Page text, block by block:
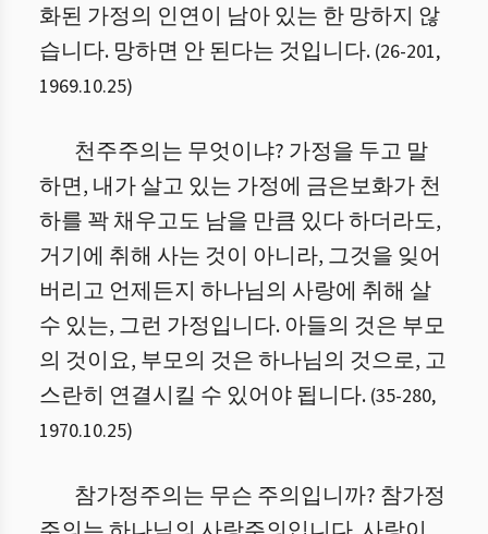
화된 가정의 인연이 남아 있는 한 망하지 않
습니다. 망하면 안 된다는 것입니다. (26-201,
1969.10.25)
천주주의는 무엇이냐? 가정을 두고 말
하면, 내가 살고 있는 가정에 금은보화가 천
하를 꽉 채우고도 남을 만큼 있다 하더라도,
거기에 취해 사는 것이 아니라, 그것을 잊어
버리고 언제든지 하나님의 사랑에 취해 살
수 있는, 그런 가정입니다. 아들의 것은 부모
의 것이요, 부모의 것은 하나님의 것으로, 고
스란히 연결시킬 수 있어야 됩니다. (35-280,
1970.10.25)
참가정주의는 무슨 주의입니까? 참가정